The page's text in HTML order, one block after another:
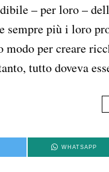
– per loro –
sempre più i loro
modo per creare
tutto doveva
WHATSAPP